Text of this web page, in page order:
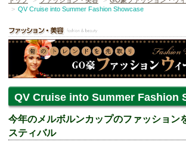
QV Cruise into Summer Fashion Showcase
QV Cruise into Summer Fashion
今年のメルボルンカップのファッション
スティバル